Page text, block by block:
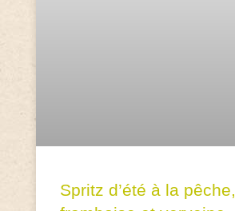
Spritz d’été à la pêche,